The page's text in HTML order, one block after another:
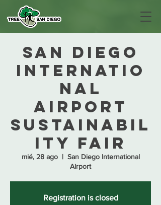
San Diego
Internatio
nal
Airport
Sustainabil
ity Fair
mié, 28 ago
  |
San Diego International
Airport
Registration is closed